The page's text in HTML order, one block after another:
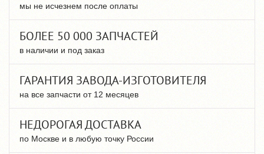
мы не исчезнем после оплаты
БОЛЕЕ 50 000 ЗАПЧАСТЕЙ
в наличии и под заказ
ГАРАНТИЯ ЗАВОДА-ИЗГОТОВИТЕЛЯ
на все запчасти от 12 месяцев
НЕДОРОГАЯ ДОСТАВКА
по Москве и в любую точку России